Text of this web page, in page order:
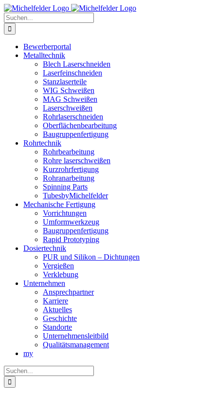
Zum
Inhalt
springen
Suche
nach:
Bewerberportal
Metalltechnik
Blech Laserschneiden
Laserfeinschneiden
Stanzlaserteile
WIG Schweißen
MAG Schweißen
Laserschweißen
Rohrlaserschneiden
Oberflächenbearbeitung
Baugruppenfertigung
Rohrtechnik
Rohrbearbeitung
Rohre laserschweißen
Kurzrohrfertigung
Rohranarbeitung
Spinning Parts
TubesbyMichelfelder
Mechanische Fertigung
Vorrichtungen
Umformwerkzeug
Baugruppenfertigung
Rapid Prototyping
Dosiertechnik
PUR und Silikon – Dichtungen
Vergießen
Verklebung
Unternehmen
Ansprechpartner
Karriere
Aktuelles
Geschichte
Standorte
Unternehmensleitbild
Qualitätsmanagement
my
Suche
nach: